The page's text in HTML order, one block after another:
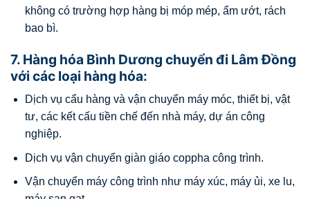
không có trường hợp hàng bị móp mép, ẩm ướt, rách
bao bì.
7. Hàng hóa Bình Dương chuyển đi Lâm Đồng
với các loại hàng hóa:
Dịch vụ cẩu hàng và vận chuyển máy móc, thiết bị, vật
tư, các kết cấu tiền chế đến nhà máy, dự án công
nghiệp.
Dịch vụ vận chuyển giàn giáo coppha công trình.
Vận chuyển máy công trình như máy xúc, máy ủi, xe lu,